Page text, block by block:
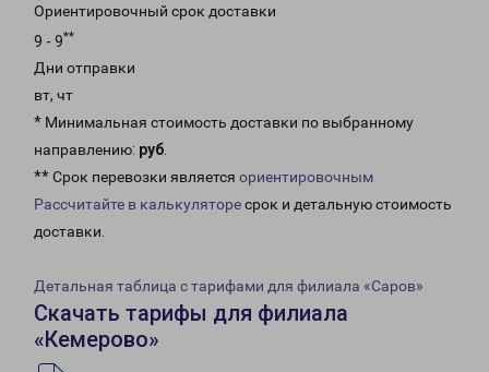
Ориентировочный срок доставки
9 - 9**
Дни отправки
вт, чт
* Минимальная стоимость доставки по выбранному
направлению: руб.
** Срок перевозки является ориентировочным
Рассчитайте в калькуляторесрок и детальную стоимость
доставки.
Детальная таблица с тарифами для филиала «Саров»
Скачать тарифы для филиала
«Кемерово»